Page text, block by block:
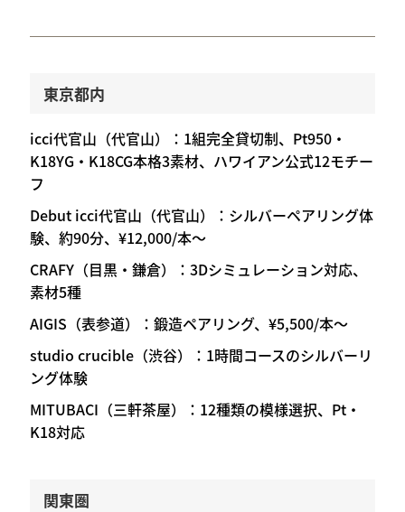
東京都内
icci代官山（代官山）：1組完全貸切制、Pt950・
K18YG・K18CG本格3素材、ハワイアン公式12モチー
フ
Debut icci代官山（代官山）：シルバーペアリング体
験、約90分、¥12,000/本〜
CRAFY（目黒・鎌倉）：3Dシミュレーション対応、
素材5種
AIGIS（表参道）：鍛造ペアリング、¥5,500/本〜
studio crucible（渋谷）：1時間コースのシルバーリ
ング体験
MITUBACI（三軒茶屋）：12種類の模様選択、Pt・
K18対応
関東圏